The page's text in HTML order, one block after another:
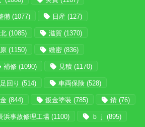
備 (1077) 日産 (127)
(1085) 滋賀 (1370)
(1150) 緻密 (836)
補修 (1090) 見積 (1170)
足回り (514) 車両保険 (528)
(844) 鈑金塗装 (785) 錆 (76)
浜事故修理工場 (1100) ｂｊ (895)